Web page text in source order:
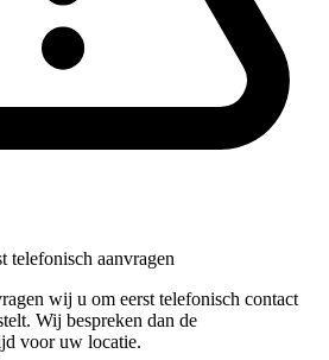
aanvragen
wij u om eerst telefonisch contact
Wij bespreken dan de
voor uw locatie.